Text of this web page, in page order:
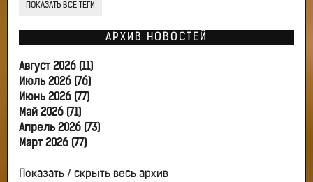
ПОКАЗАТЬ ВСЕ ТЕГИ
АРХИВ НОВОСТЕЙ
Август 2026 (11)
Июль 2026 (76)
Июнь 2026 (77)
Май 2026 (71)
Апрель 2026 (73)
Март 2026 (77)
Показать / скрыть весь архив